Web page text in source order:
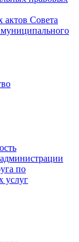
Совета
по
услуг